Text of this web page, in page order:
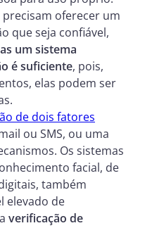
oferecer um
que seja confiável,
um sistema
é suficiente, pois,
elas podem ser
de dois fatores
ou SMS, ou uma
Os sistemas
facial, de
também
elevado de
verificação de